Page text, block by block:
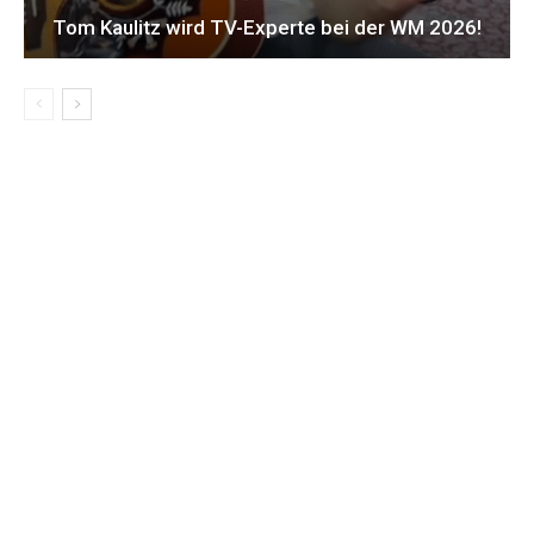
Tom Kaulitz wird TV-Experte bei der WM 2026!